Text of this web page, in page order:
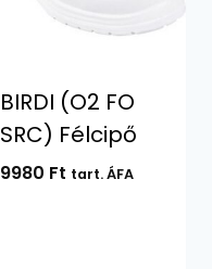
BIRDI (O2 FO
SRC) Félcipő
9980 Ft tart. ÁFA